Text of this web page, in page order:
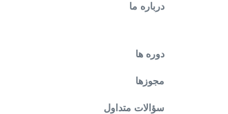
درباره ما
دوره ها
مجوزها
سؤالات متداول